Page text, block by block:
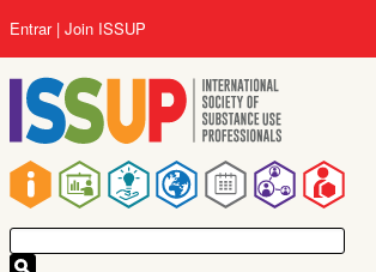
para
o
conteúdo
principal
Navegação
principal
Menu
da
conta
do
usuário
Entrar Join ISSUP